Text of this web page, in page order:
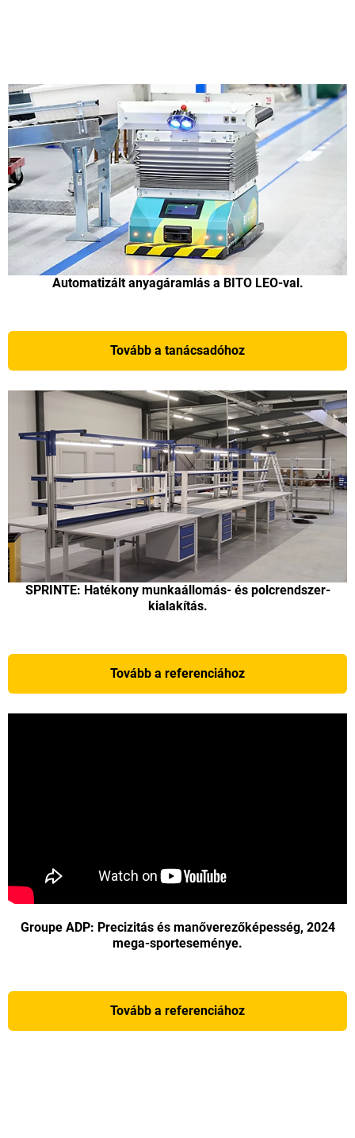
Automatizált anyagáramlás a BITO LEO-val.
Tovább a tanácsadóhoz
SPRINTE: Hatékony munkaállomás- és polcrendszer-
kialakítás.
Tovább a referenciához
Groupe ADP: Precizitás és manőverezőképesség, 2024
mega-sporteseménye.
Tovább a referenciához